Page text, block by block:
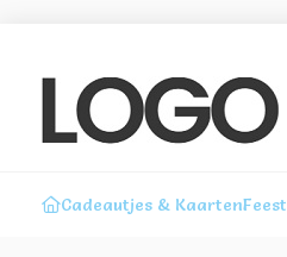
Cadeautjes & Kaarten